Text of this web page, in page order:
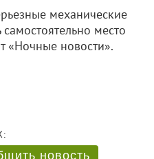
механические
место
«Ночные новости».
новость